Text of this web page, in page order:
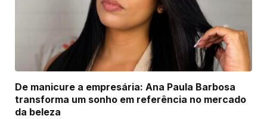
De manicure a empresária: Ana Paula Barbosa
transforma um sonho em referência no mercado
da beleza